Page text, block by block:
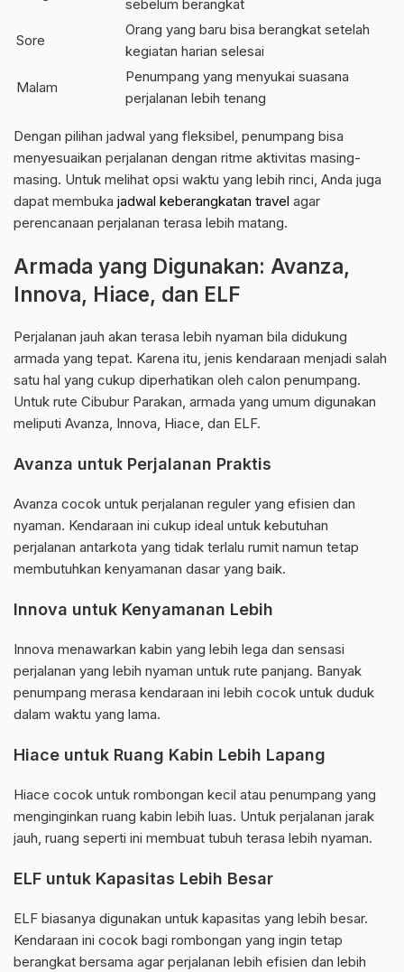
sebelum berangkat
Sore
Orang yang baru bisa berangkat setelah
kegiatan harian selesai
Malam
Penumpang yang menyukai suasana
perjalanan lebih tenang
Dengan pilihan jadwal yang fleksibel, penumpang bisa
menyesuaikan perjalanan dengan ritme aktivitas masing-
masing. Untuk melihat opsi waktu yang lebih rinci, Anda juga
dapat membuka jadwal keberangkatan travel agar
perencanaan perjalanan terasa lebih matang.
Armada yang Digunakan: Avanza,
Innova, Hiace, dan ELF
Perjalanan jauh akan terasa lebih nyaman bila didukung
armada yang tepat. Karena itu, jenis kendaraan menjadi salah
satu hal yang cukup diperhatikan oleh calon penumpang.
Untuk rute Cibubur Parakan, armada yang umum digunakan
meliputi Avanza, Innova, Hiace, dan ELF.
Avanza untuk Perjalanan Praktis
Avanza cocok untuk perjalanan reguler yang efisien dan
nyaman. Kendaraan ini cukup ideal untuk kebutuhan
perjalanan antarkota yang tidak terlalu rumit namun tetap
membutuhkan kenyamanan dasar yang baik.
Innova untuk Kenyamanan Lebih
Innova menawarkan kabin yang lebih lega dan sensasi
perjalanan yang lebih nyaman untuk rute panjang. Banyak
penumpang merasa kendaraan ini lebih cocok untuk duduk
dalam waktu yang lama.
Hiace untuk Ruang Kabin Lebih Lapang
Hiace cocok untuk rombongan kecil atau penumpang yang
menginginkan ruang kabin lebih luas. Untuk perjalanan jarak
jauh, ruang seperti ini membuat tubuh terasa lebih nyaman.
ELF untuk Kapasitas Lebih Besar
ELF biasanya digunakan untuk kapasitas yang lebih besar.
Kendaraan ini cocok bagi rombongan yang ingin tetap
berangkat bersama agar perjalanan lebih efisien dan lebih